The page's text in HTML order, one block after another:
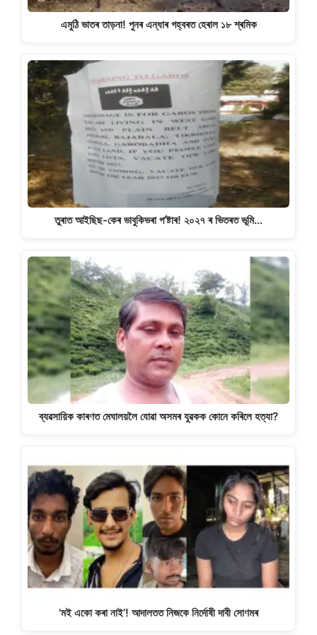
এমুঠি ভাতৰ তাড়না! পুনৰ এন্ধাৰ গহ্বৰত হেৰাল ১৮ শ্ৰমিক
তুৰাত আইছিছ-কেৰ ভাবুকিভৰা প’ষ্টাৰ! ২০২৭ ৰ ভিতৰত ভূমি…
ব্যৱসায়িক কাৰণত মেঘালয়লৈ যোৱা অসমৰ যুৱকক কোনে কৰিলে হত্যা?
'মই একো কৰা নাই’! আদালতত নিজকে নিৰ্দোষী দাবী সোণমৰ